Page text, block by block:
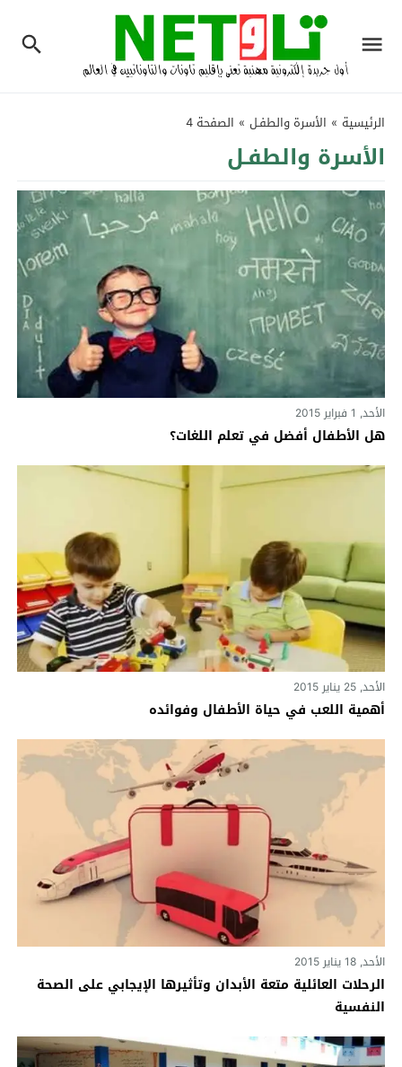
الرئيسية » الأسرة والطفـل » الصفحة 4
الأسرة والطفـل
الأحد, 1 فبراير 2015
هل الأطفال أفضل في تعلم اللغات؟
الأحد, 25 يناير 2015
أهمية اللعب في حياة الأطفال وفوائده
الأحد, 18 يناير 2015
الرحلات العائلية متعة الأبدان وتأثيرها الإيجابي على الصحة
النفسية